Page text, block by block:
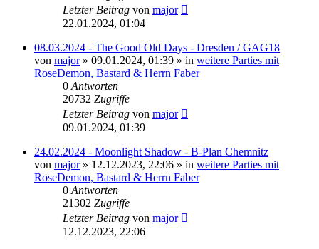
Letzter Beitrag von major
22.01.2024, 01:04
08.03.2024 - The Good Old Days - Dresden / GAG18
von major» 09.01.2024, 01:39 » in weitere Parties mit
RoseDemon, Bastard & Herrn Faber
0Antworten
20732 Zugriffe
Letzter Beitrag von major
09.01.2024, 01:39
24.02.2024 - Moonlight Shadow - B-Plan Chemnitz
von major» 12.12.2023, 22:06 » in weitere Parties mit
RoseDemon, Bastard & Herrn Faber
0Antworten
21302 Zugriffe
Letzter Beitrag von major
12.12.2023, 22:06